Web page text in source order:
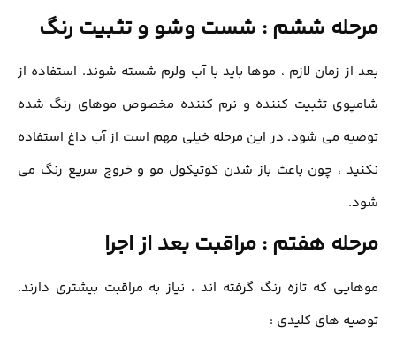
ششم : شست وشو و تثبیت رنگ
زمان لازم ، موها باید با آب ولرم شسته شوند. استفاده از
تثبیت کننده و نرم کننده مخصوص موهای رنگ شده
می شود. در این مرحله خیلی مهم است از آب داغ استفاده
، چون باعث باز شدن کوتیکول مو و خروج سریع رنگ می
هفتم : مراقبت بعد از اجرا
که تازه رنگ گرفته اند ، نیاز به مراقبت بیشتری دارند.
های کلیدی :